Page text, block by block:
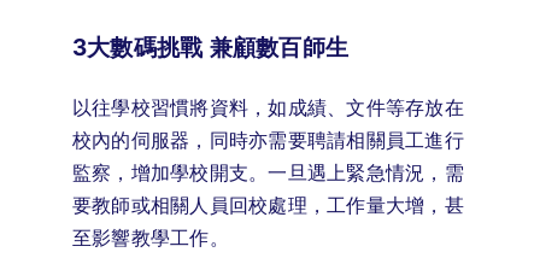
3大數碼挑戰 兼顧數百師生
以往學校習慣將資料，如成績、文件等存放在
校內的伺服器，同時亦需要聘請相關員工進行
監察，增加學校開支。一旦遇上緊急情況，需
要教師或相關人員回校處理，工作量大增，甚
至影響教學工作。